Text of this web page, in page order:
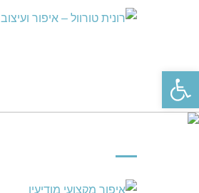
פתח סרגל נגישות